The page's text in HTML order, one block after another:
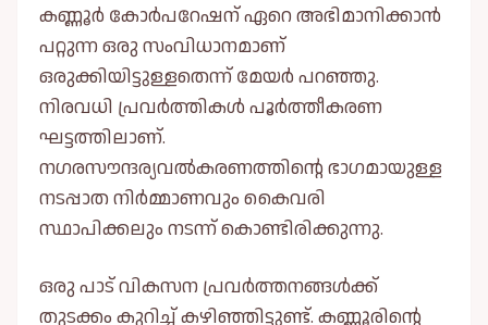
കണ്ണൂർ കോർപറേഷന് ഏറെ അഭിമാനിക്കാൻ
പറ്റുന്ന ഒരു സംവിധാനമാണ്
ഒരുക്കിയിട്ടുള്ളതെന്ന് മേയർ പറഞ്ഞു.
നിരവധി പ്രവർത്തികള്‍ പൂർത്തീകരണ
ഘട്ടത്തിലാണ്.
നഗരസൗന്ദര്യവല്‍കരണത്തിൻ്റെ ഭാഗമായുള്ള
നടപ്പാത നിർമ്മാണവും കൈവരി
സ്ഥാപിക്കലും നടന്ന് കൊണ്ടിരിക്കുന്നു.
ഒരു പാട് വികസന പ്രവർത്തനങ്ങള്‍ക്ക്
തുടക്കം കുറിച്ച്‌ കഴിഞ്ഞിട്ടുണ്ട്. കണ്ണൂരിൻ്റെ